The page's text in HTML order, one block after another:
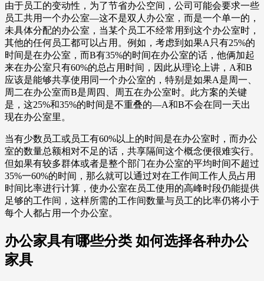
由于员工的变动性，为了节省办公空间，公司可能会要求一些
员工共用一个办公室—这不是双人办公室，而是一个单一的，
未具体分配的办公室，当某个员工不经常用到这个办公室时，
其他的任何员工都可以占用。例如，考虑到如果A只有25%的
时间是在办公室，而B有35%的时间在办公室的话，他俩加起
来在办公室只有60%的总占用时间，因此从理论上讲，A和B
应该是能够共享使用同一个办公室的，特别是如果A是周一、
周二在办公室而B是周四、周五在办公室时。此方案的关键
是，这25%和35%的时间是不重叠的—A和B不会在同一天出
现在办公室里。
当有少数员工或员工有60%以上的时间是在办公室时，而办公
室的数量总额相对不足的话，共享隔间这个概念便很难实行。
但如果有较多群体或者是整个部门在办公室的平均时间不超过
35%一60%的时间，那么就可以通过对在工作间工作人员占用
时间比率进行计算，使办公室在员工使用的高峰时段仍能提供
足够的工作间，这样所需的工作间数量与员工的比率仍将小于
每个人都占用一个办公室。
办公家具有哪些分类 如何选择各种办公
家具